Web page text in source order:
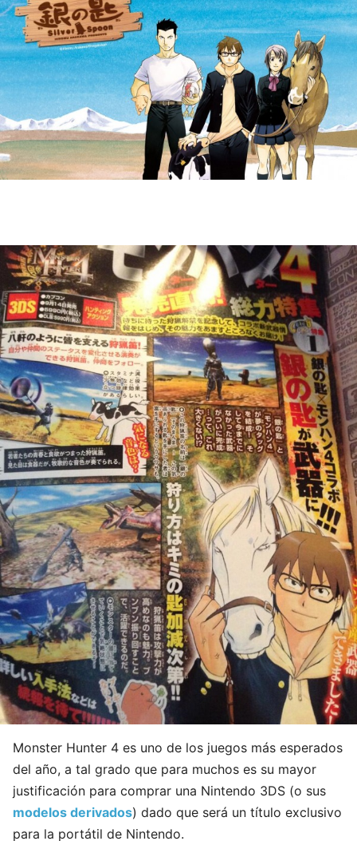
Monster Hunter 4 es uno de los juegos más esperados
del año, a tal grado que para muchos es su mayor
justificación para comprar una Nintendo 3DS (o sus
modelos derivados) dado que será un título exclusivo
para la portátil de Nintendo.